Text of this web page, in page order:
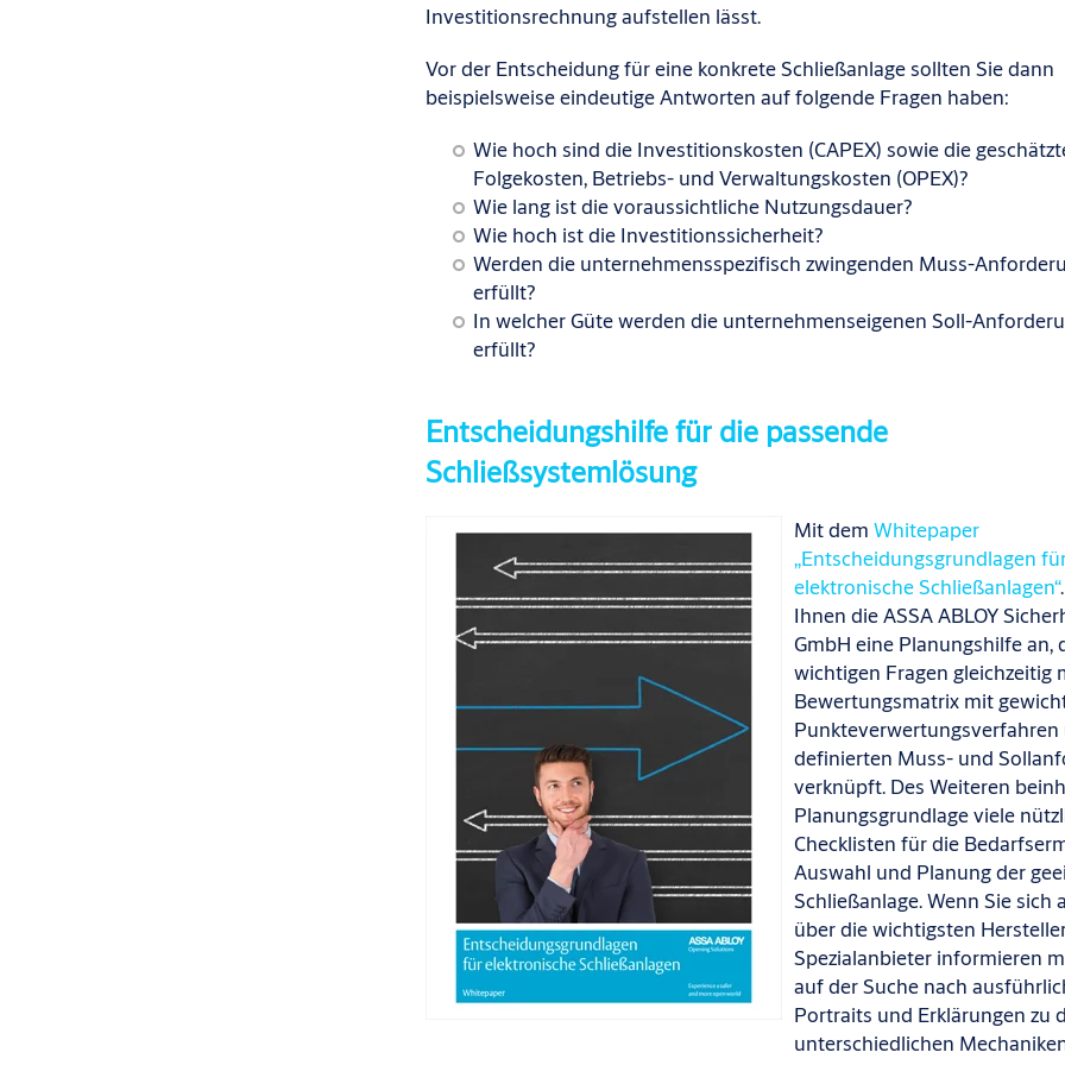
Investitionsrechnung aufstellen lässt.
Vor der Entscheidung für eine konkrete Schließanlage sollten Sie dann
beispielsweise eindeutige Antworten auf folgende Fragen haben:
Wie hoch sind die Investitionskosten (CAPEX) sowie die
Folgekosten, Betriebs- und Verwaltungskosten (OPEX)?
Wie lang ist die voraussichtliche Nutzungsdauer?
Wie hoch ist die Investitionssicherheit?
Werden die unternehmensspezifisch zwingenden Muss-
erfüllt?
In welcher Güte werden die unternehmenseigenen Soll-
erfüllt?
Entscheidungshilfe für die passende
Schließsystemlösung
Mit demWhitepaper
„Entscheidungsgrundlagen
elektronische Schließanlagen“
Ihnendie ASSA ABLOY
GmbH eine Planungshilfe an,
wichtigen Fragen gleichzeitig
Bewertungsmatrix mit
Punkteverwertungsverfahren
definierten Muss- und
verknüpft. Des Weiteren
Planungsgrundlage viele
Checklisten für die
Auswahl und Planung der
Schließanlage. Wenn Sie sich
über die wichtigsten
Spezialanbieter informieren
auf der Suche nach
Portraits und Erklärungen zu
unterschiedlichen